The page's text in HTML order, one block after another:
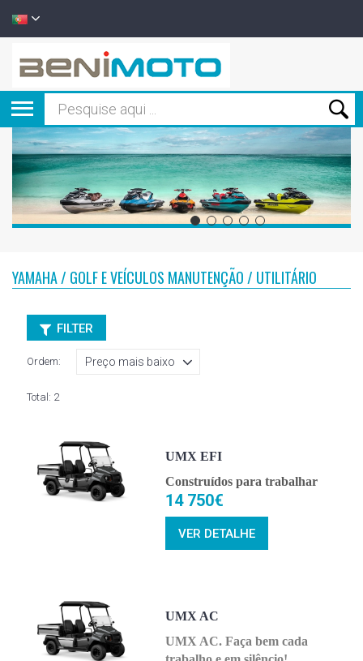
YAMAHA / GOLF E VEÍCULOS MANUTENÇÃO / UTILITÁRIO
FILTER
Ordem:
Total: 2
UMX EFI
Construídos para trabalhar
14 750€
VER DETALHE
UMX AC
UMX AC. Faça bem cada